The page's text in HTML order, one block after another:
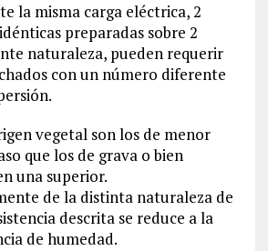
la misma carga eléctrica, 2
preparadas sobre 2
naturaleza, pueden requerir
con un número diferente
vegetal son los de menor
que los de grava o bien
una superior.
de la distinta naturaleza de
descrita se reduce a la
de humedad.